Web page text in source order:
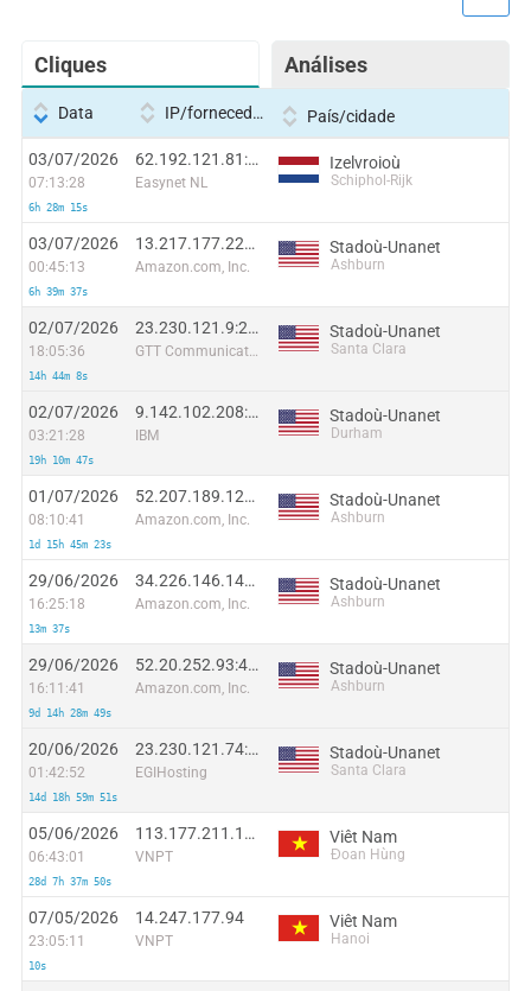
Cliques Análises
Data IP/fornecedor País/cidade
03/07/2026
07:13:28
6h 28m 15s
62.192.121.81:11584
Easynet NL
Izelvroioù
Schiphol-Rijk
03/07/2026
00:45:13
6h 39m 37s
13.217.177.227:22614
Amazon.com, Inc.
Stadoù-Unanet
Ashburn
02/07/2026
18:05:36
14h 44m 8s
23.230.121.9:27786
GTT Communications Inc.
Stadoù-Unanet
Santa Clara
02/07/2026
03:21:28
19h 10m 47s
9.142.102.208:45770
IBM
Stadoù-Unanet
Durham
01/07/2026
08:10:41
1d 15h 45m 23s
52.207.189.123:20952
Amazon.com, Inc.
Stadoù-Unanet
Ashburn
29/06/2026
16:25:18
13m 37s
34.226.146.147:9901
Amazon.com, Inc.
Stadoù-Unanet
Ashburn
29/06/2026
16:11:41
9d 14h 28m 49s
52.20.252.93:43747
Amazon.com, Inc.
Stadoù-Unanet
Ashburn
20/06/2026
01:42:52
14d 18h 59m 51s
23.230.121.74:4012
EGIHosting
Stadoù-Unanet
Santa Clara
05/06/2026
06:43:01
28d 7h 37m 50s
113.177.211.166:45435
VNPT
Viêt Nam
Đoan Hùng
07/05/2026
23:05:11
10s
14.247.177.94
VNPT
Viêt Nam
Hanoi